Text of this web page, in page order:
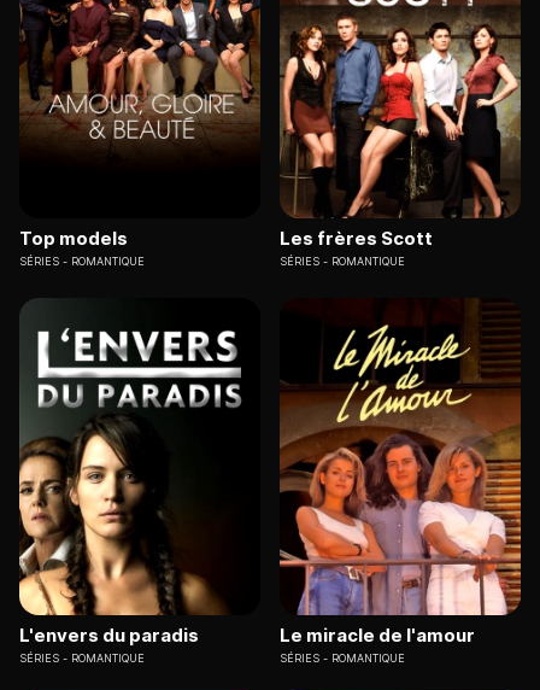
Top models
SÉRIES ROMANTIQUE
Les frères Scott
SÉRIES ROMANTIQUE
L'envers du paradis
SÉRIES ROMANTIQUE
Le miracle de l'amour
SÉRIES ROMANTIQUE